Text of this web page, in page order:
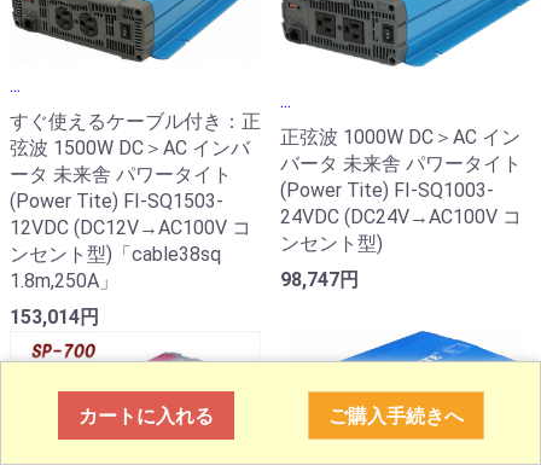
...
すぐ使えるケーブル付き：正
弦波 1500W DC＞AC インバ
ータ 未来舎 パワータイト
(Power Tite) FI-SQ1503-
12VDC (DC12V→AC100V コ
ンセント型)「cable38sq
1.8m,250A」
153,014円
...
正弦波 1000W DC＞AC イン
バータ 未来舎 パワータイト
(Power Tite) FI-SQ1003-
24VDC (DC24V→AC100V コ
ンセント型)
98,747円
カートに入れる ご購入手続きへ